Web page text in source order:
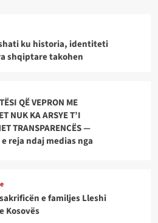
ku historia, identiteti
shqiptare takohen
QË VEPRON ME
NUK KA ARSYE T’I
TRANSPARENCËS —
reja ndaj medias nga
e familjes Lleshi
Kosovës